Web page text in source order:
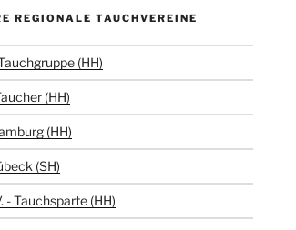
REGIONALE TAUCHVEREINE
(HH)
(HH)
(HH)
(SH)
- Tauchsparte (HH)